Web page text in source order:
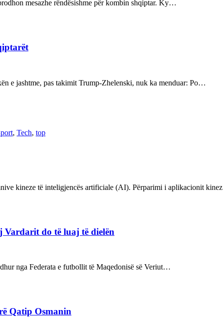
mesazhe rëndësishme për kombin shqiptar. Ky…
e jashtme, pas takimit Trump-Zhelenski, nuk ka menduar: Po…
, Tech, top
kineze të inteligjencës artificiale (AI). Përparimi i aplikacionit
Vardarit do të luaj të dielën
nga Federata e futbollit të Maqedonisë së Veriut…
Qatip Osmanin